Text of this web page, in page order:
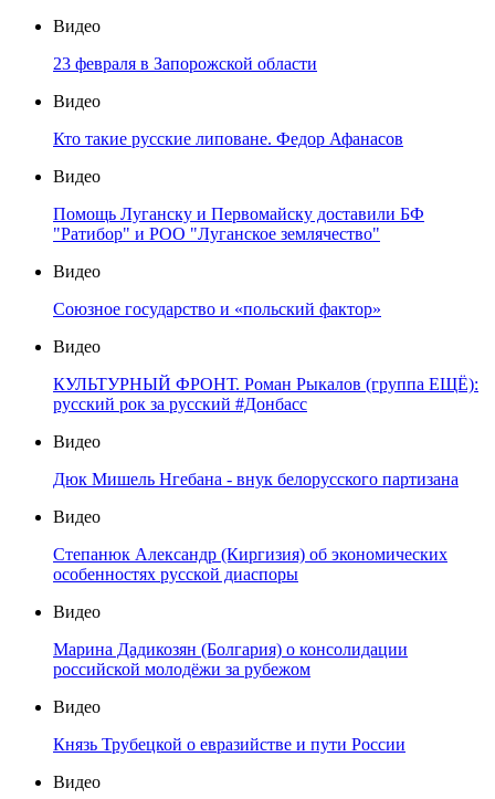
Видео
23 февраля в Запорожской области
Видео
Кто такие русские липоване. Федор Афанасов
Видео
Помощь Луганску и Первомайску доставили БФ
"Ратибор" и РОО "Луганское землячество"
Видео
Союзное государство и «польский фактор»
Видео
КУЛЬТУРНЫЙ ФРОНТ. Роман Рыкалов (группа ЕЩЁ):
русский рок за русский #Донбасс
Видео
Дюк Мишель Нгебана - внук белорусского партизана
Видео
Степанюк Александр (Киргизия) об экономических
особенностях русской диаспоры
Видео
Марина Дадикозян (Болгария) о консолидации
российской молодёжи за рубежом
Видео
Князь Трубецкой о евразийстве и пути России
Видео